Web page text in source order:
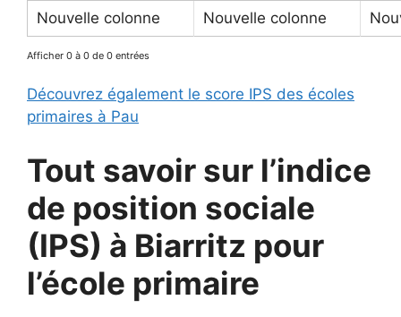
Nouvelle colonne
Nouvelle colonne
Afficher 0 à 0 de 0 entrées
Découvrez également le score IPS des écoles
primaires à Pau
Tout savoir sur l’indice
de position sociale
(IPS) à Biarritz pour
l’école primaire